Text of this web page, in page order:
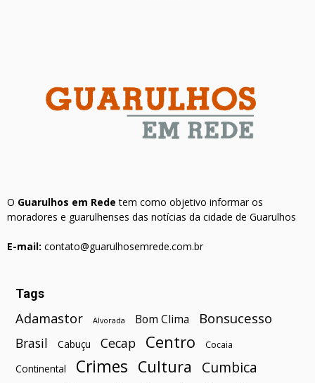
O Guarulhos em Rede tem como objetivo informar os
moradores e guarulhenses das notícias da cidade de Guarulhos
E-mail: contato@guarulhosemrede.com.br
Tags
Adamastor Alvorada Bom Clima Bonsucesso
Brasil Cabuçu Cecap Centro Cocaia
Continental Crimes Cultura Cumbica